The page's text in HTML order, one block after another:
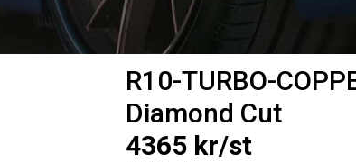
R10-TURBO-
Diamond Cut
4365 kr/st